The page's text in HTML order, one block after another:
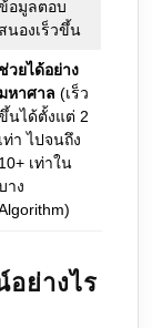
อมูลตอบ
สนองเร็วขึ้น
ช่วยได้อย่าง
มหาศาล (เร็ว
นได้ตั้งแต่ 2
เท่า ไปจนถึง
10+ เท่าใน
าง
ย่างไร